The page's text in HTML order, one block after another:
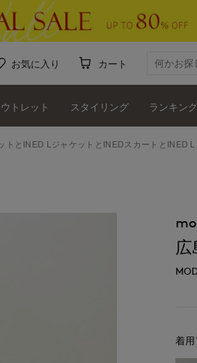
お気に入り カート
トレット スタイリング ランキング
トとINED LジャケットとINEDスカートとINED
広
着用